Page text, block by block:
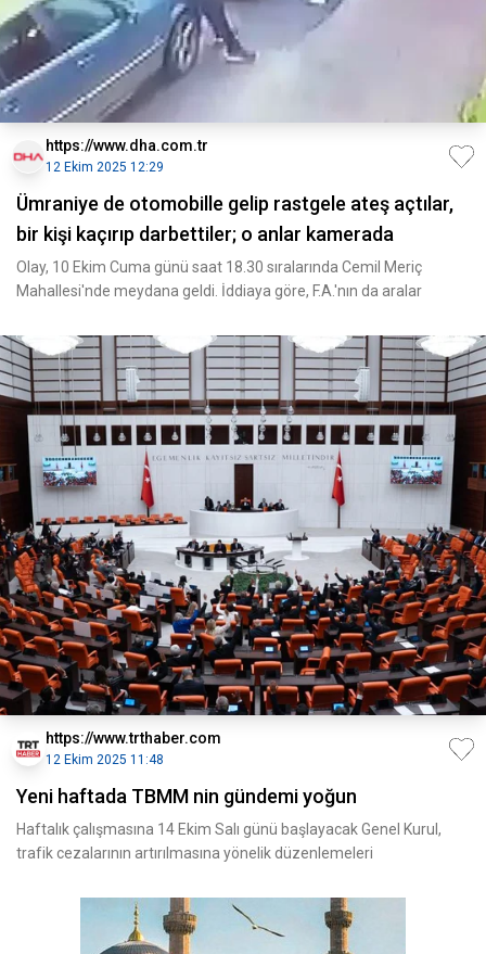
https://www.dha.com.tr
12 Ekim 2025 12:29
Ümraniye de otomobille gelip rastgele ateş açtılar,
bir kişi kaçırıp darbettiler; o anlar kamerada
Olay, 10 Ekim Cuma günü saat 18.30 sıralarında Cemil Meriç
Mahallesi'nde meydana geldi. İddiaya göre, F.A.'nın da aralar
https://www.trthaber.com
12 Ekim 2025 11:48
Yeni haftada TBMM nin gündemi yoğun
Haftalık çalışmasına 14 Ekim Salı günü başlayacak Genel Kurul,
trafik cezalarının artırılmasına yönelik düzenlemeleri